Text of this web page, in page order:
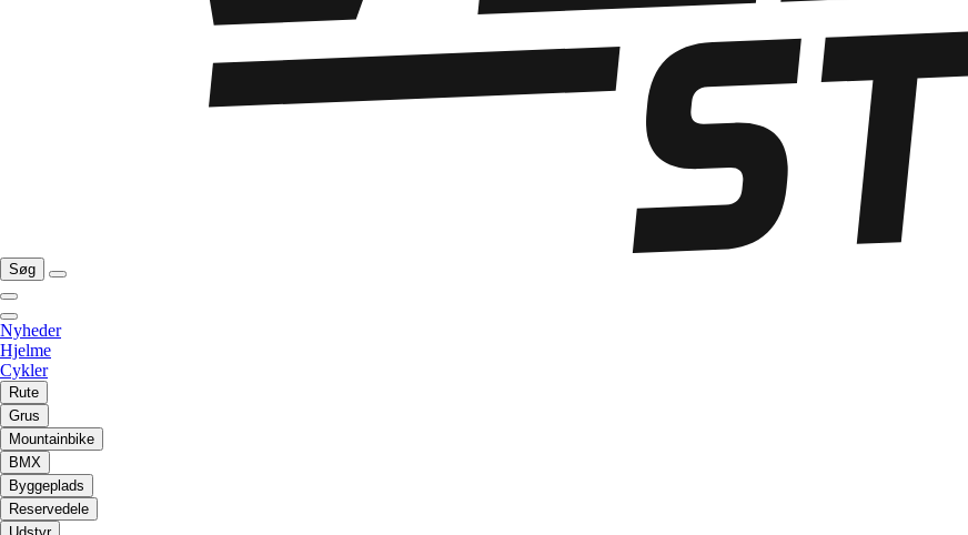
Søg
Nyheder
Hjelme
Cykler
Rute
Grus
Mountainbike
BMX
Byggeplads
Reservedele